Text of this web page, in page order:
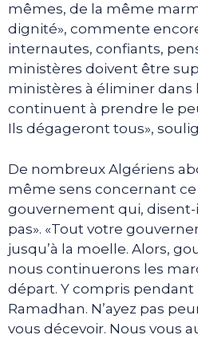
mêmes, de la même
dignité», commente
internautes, confiants,
ministères doivent être
ministères à éliminer dans
continuent à prendre le
Ils dégageront tous»,
De nombreux Algériens
même sens concernant
gouvernement qui, disent-
pas». «Tout votre
jusqu’à la moelle. Alors,
nous continuerons les
départ. Y compris pendant
Ramadhan. N’ayez pas
vous décevoir. Nous vous